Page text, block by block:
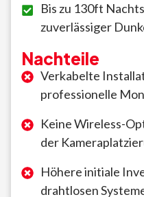
Bis zu 130ft
zuverlässiger
Nachteile
Verkabelte
professionelle
Keine Wireless-
der
Höhere initiale
drahtlosen